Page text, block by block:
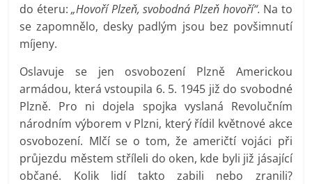
do éteru:„Hovoří Plzeň, svobodná Plzeň hovoří“. Na to
se zapomnělo, desky padlým jsou bez povšimnutí
míjeny.
Oslavuje se jen osvobození Plzně Americkou
armádou, která vstoupila 6. 5. 1945 již do svobodné
Plzně. Pro ni dojela spojka vyslaná Revolučním
národním výborem v Plzni, který řídil květnové akce
osvobození. Mlčí se o tom, že američtí vojáci při
průjezdu městem stříleli do oken, kde byli již jásající
občané. Kolik lidí takto zabili nebo zranili?